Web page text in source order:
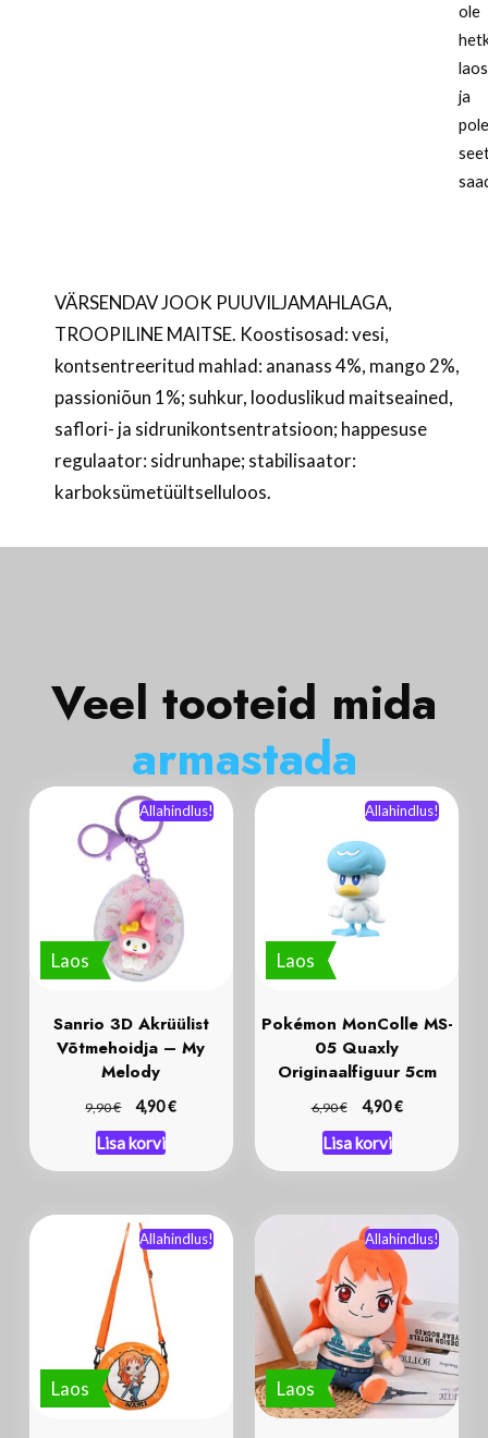
ole
laos
ja
VÄRSENDAV JOOK PUUVILJAMAHLAGA,
TROOPILINE MAITSE. Koostisosad: vesi,
kontsentreeritud mahlad: ananass 4%, mango 2%,
passioniõun 1%; suhkur, looduslikud maitseained,
saflori- ja sidrunikontsentratsioon; happesuse
regulaator: sidrunhape; stabilisaator:
karboksümetüültselluloos.
Veel tooteid mida
armastada
Laos
Allahindlus!
Sanrio 3D Akrüülist
Võtmehoidja – My
Melody
9,90€ 4,90€
Lisa korvi
Laos
Allahindlus!
Pokémon MonColle MS-
05 Quaxly
Originaalfiguur 5cm
6,90€ 4,90€
Lisa korvi
Laos
Allahindlus!
Laos
Allahindlus!